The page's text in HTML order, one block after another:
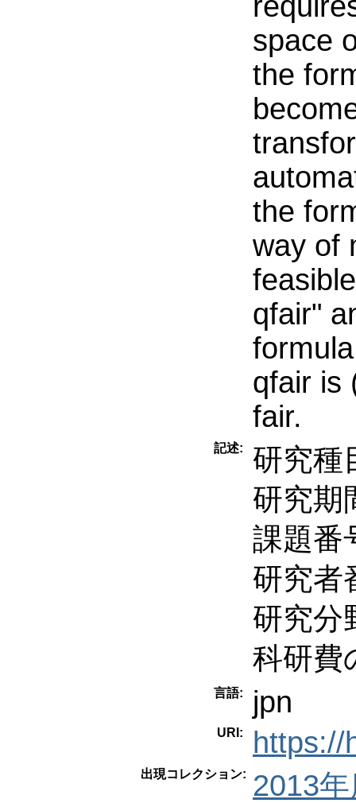
space
the
the
way of
qfair"
qfair is
fair.
記述:
研究種
研究期
課題番
研究者
研究分
科研費
言語: jpn
URI: https://
出現コレクション: 2013